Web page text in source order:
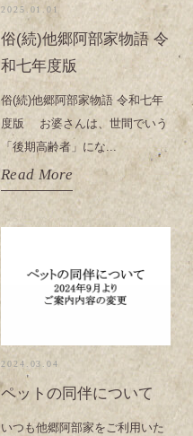
2025.01.01
俗(続)他郷阿部家物語 令
和七年度版
俗(続)他郷阿部家物語 令和七年
度版 お婆さんは、世間でいう
「後期高齢者」にな...
Read More
2024.03.04
ペットの同伴について
いつも他郷阿部家をご利用いた